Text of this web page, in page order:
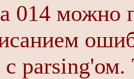
014 можно
parsing'ом.